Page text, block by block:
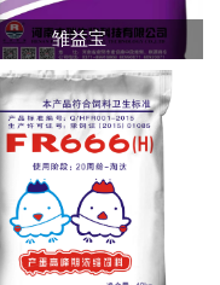
雏益宝